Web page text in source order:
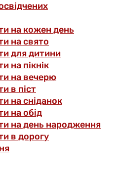
на кожен день
на свято
для дитини
на пікнік
на вечерю
в піст
на сніданок
на обід
на день народження
в дорогу